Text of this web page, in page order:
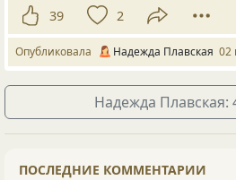
39 2
Опубликовала Надежда Плавская 02
Надежда Плавская:
ПОСЛЕДНИЕ КОММЕНТАРИИ